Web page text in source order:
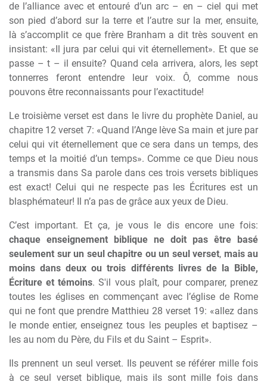
de l’alliance avec et entouré d’un arc – en – ciel qui met
son pied d’abord sur la terre et l’autre sur la mer, ensuite,
là s’accomplit ce que frère Branham a dit très souvent en
insistant: «Il jura par celui qui vit éternellement». Et que se
passe – t – il ensuite? Quand cela arrivera, alors, les sept
tonnerres feront entendre leur voix. Ô, comme nous
pouvons être reconnaissants pour l’exactitude!
Le troisième verset est dans le livre du prophète Daniel, au
chapitre 12 verset 7: «Quand l’Ange lève Sa main et jure par
celui qui vit éternellement que ce sera dans un temps, des
temps et la moitié d’un temps». Comme ce que Dieu nous
a transmis dans Sa parole dans ces trois versets bibliques
est exact! Celui qui ne respecte pas les Écritures est un
blasphémateur! Il n’a pas de grâce aux yeux de Dieu.
C’est important. Et ça, je vous le dis encore une fois:
chaque enseignement biblique ne doit pas être basé
seulement sur un seul chapitre ou un seul verset, mais au
moins dans deux ou trois différents livres de la Bible,
Écriture et témoins. S'il vous plaît, pour comparer, prenez
toutes les églises en commençant avec l’église de Rome
qui ne font que prendre Matthieu 28 verset 19: «allez dans
le monde entier, enseignez tous les peuples et baptisez –
les au nom du Père, du Fils et du Saint – Esprit».
Ils prennent un seul verset. Ils peuvent se référer mille fois
à ce seul verset biblique, mais ils sont mille fois dans